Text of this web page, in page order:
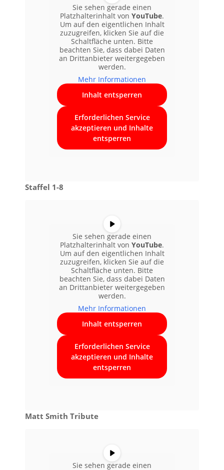
Sie sehen gerade einen
Platzhalterinhalt von YouTube.
Um auf den eigentlichen Inhalt
zuzugreifen, klicken Sie auf die
Schaltfläche unten. Bitte
beachten Sie, dass dabei Daten
an Drittanbieter weitergegeben
werden.
Mehr Informationen
Inhalt entsperren
Erforderlichen Service
akzeptieren und Inhalte
entsperren
Staffel 1-8
Sie sehen gerade einen
Platzhalterinhalt von YouTube.
Um auf den eigentlichen Inhalt
zuzugreifen, klicken Sie auf die
Schaltfläche unten. Bitte
beachten Sie, dass dabei Daten
an Drittanbieter weitergegeben
werden.
Mehr Informationen
Inhalt entsperren
Erforderlichen Service
akzeptieren und Inhalte
entsperren
Matt Smith Tribute
Sie sehen gerade einen